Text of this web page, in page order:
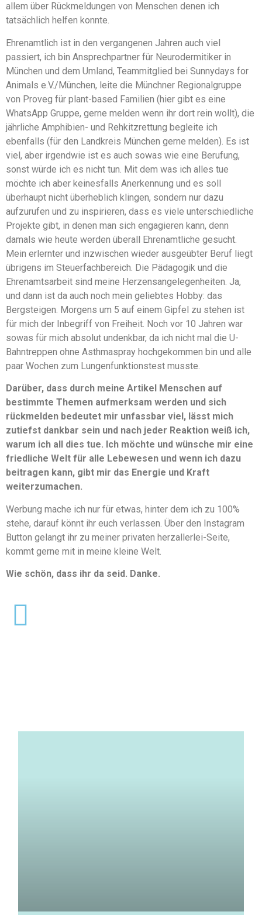
allem über Rückmeldungen von Menschen denen ich
tatsächlich helfen konnte.
Ehrenamtlich ist in den vergangenen Jahren auch viel
passiert, ich bin Ansprechpartner für Neurodermitiker in
München und dem Umland, Teammitglied bei Sunnydays for
Animals e.V./München, leite die Münchner Regionalgruppe
von Proveg für plant-based Familien (hier gibt es eine
WhatsApp Gruppe, gerne melden wenn ihr dort rein wollt), die
jährliche Amphibien- und Rehkitzrettung begleite ich
ebenfalls (für den Landkreis München gerne melden). Es ist
viel, aber irgendwie ist es auch sowas wie eine Berufung,
sonst würde ich es nicht tun. Mit dem was ich alles tue
möchte ich aber keinesfalls Anerkennung und es soll
überhaupt nicht überheblich klingen, sondern nur dazu
aufzurufen und zu inspirieren, dass es viele unterschiedliche
Projekte gibt, in denen man sich engagieren kann, denn
damals wie heute werden überall Ehrenamtliche gesucht.
Mein erlernter und inzwischen wieder ausgeübter Beruf liegt
übrigens im Steuerfachbereich. Die Pädagogik und die
Ehrenamtsarbeit sind meine Herzensangelegenheiten. Ja,
und dann ist da auch noch mein geliebtes Hobby: das
Bergsteigen. Morgens um 5 auf einem Gipfel zu stehen ist
für mich der Inbegriff von Freiheit. Noch vor 10 Jahren war
sowas für mich absolut undenkbar, da ich nicht mal die U-
Bahntreppen ohne Asthmaspray hochgekommen bin und alle
paar Wochen zum Lungenfunktionstest musste.
Darüber, dass durch meine Artikel Menschen auf
bestimmte Themen aufmerksam werden und sich
rückmelden bedeutet mir unfassbar viel, lässt mich
zutiefst dankbar sein und nach jeder Reaktion weiß ich,
warum ich all dies tue. Ich möchte und wünsche mir eine
friedliche Welt für alle Lebewesen und wenn ich dazu
beitragen kann, gibt mir das Energie und Kraft
weiterzumachen.
Werbung mache ich nur für etwas, hinter dem ich zu 100%
stehe, darauf könnt ihr euch verlassen. Über den Instagram
Button gelangt ihr zu meiner privaten herzallerlei-Seite,
kommt gerne mit in meine kleine Welt.
Wie schön, dass ihr da seid. Danke.